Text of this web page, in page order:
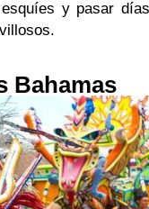
y pasar
Bahamas